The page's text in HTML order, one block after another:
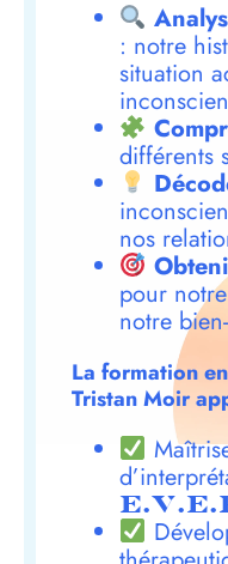
: notre
situation
différents
nos
pour
notre
La formation
Tristan Moir